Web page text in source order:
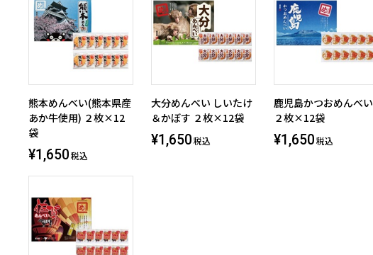
熊本めんべい(熊本県産
あか牛使用) ２枚×12
袋
¥1,650 税込
大分めんべい しいたけ
＆かぼす ２枚×12袋
¥1,650 税込
鹿児島かつおめんべい
２枚×12袋
¥1,650 税込